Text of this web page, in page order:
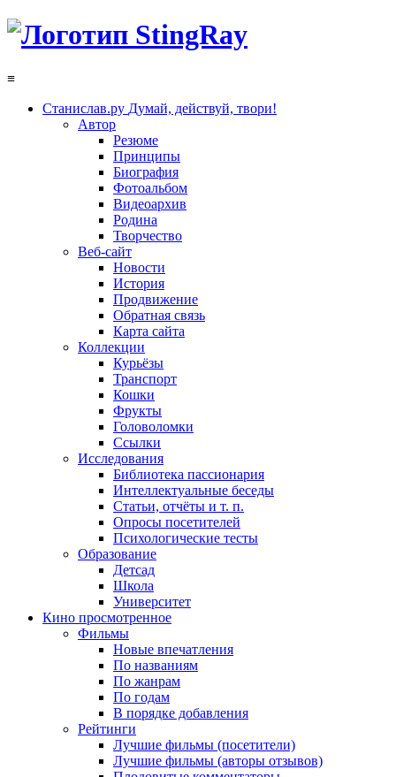
≡
Станислав.ру Думай, действуй, твори!
Автор
Резюме
Принципы
Биография
Фотоальбом
Видеоархив
Родина
Творчество
Веб-сайт
Новости
История
Продвижение
Обратная связь
Карта сайта
Коллекции
Курьёзы
Транспорт
Кошки
Фрукты
Головоломки
Ссылки
Исследования
Библиотека пассионария
Интеллектуальные беседы
Статьи, отчёты и т. п.
Опросы посетителей
Психологические тесты
Образование
Детсад
Школа
Университет
Кино просмотренное
Фильмы
Новые впечатления
По названиям
По жанрам
По годам
В порядке добавления
Рейтинги
Лучшие фильмы (посетители)
Лучшие фильмы (авторы отзывов)